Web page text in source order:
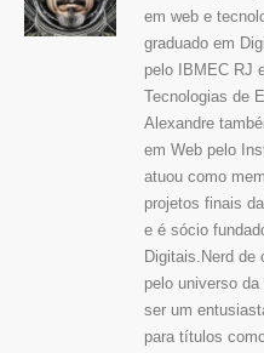
em web e
graduado em
pelo IBMEC RJ
Tecnologias de
Alexandre
em Web pelo
atuou como
projetos finais
e é sócio
Digitais.Nerd de
pelo universo
ser um
para títulos